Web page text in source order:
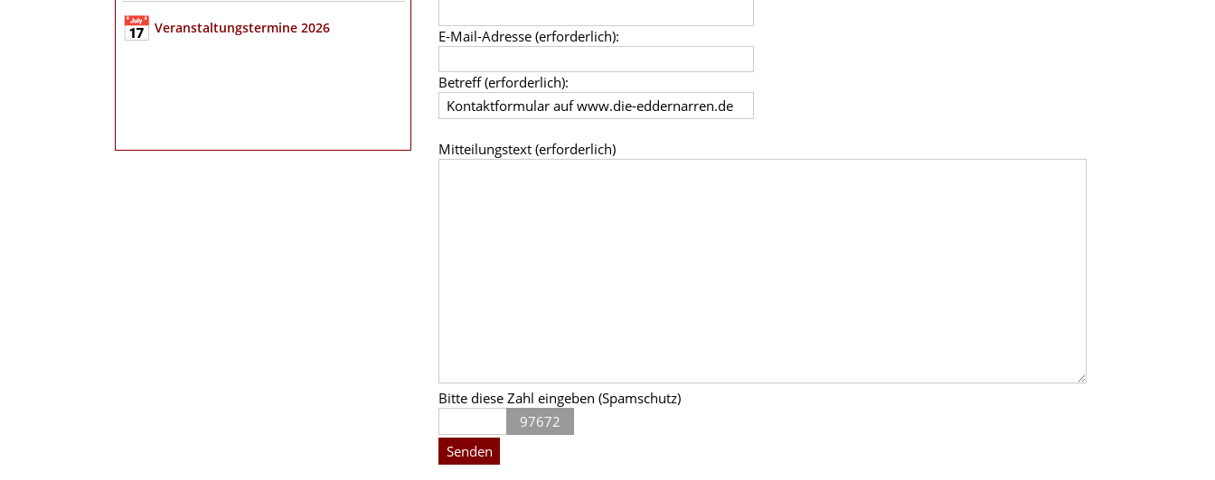
Veranstaltungstermine 2026 E-Mail-Adresse (erforderlich):
Betreff (erforderlich):
Mitteilungstext (erforderlich)
Bitte diese Zahl eingeben (Spamschutz)
97672